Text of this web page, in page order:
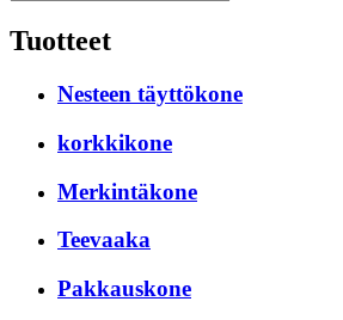
Tuotteet
Nesteen täyttökone
korkkikone
Merkintäkone
Teevaaka
Pakkauskone